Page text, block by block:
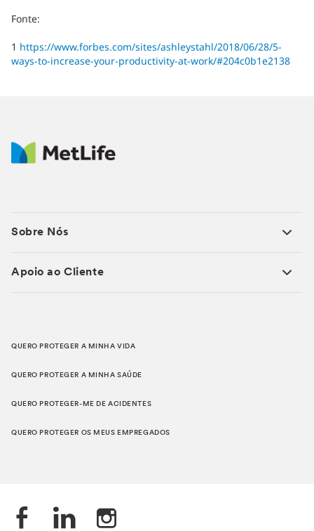
Fonte:
1 https://www.forbes.com/sites/ashleystahl/2018/06/28/5-
ways-to-increase-your-productivity-at-work/#204c0b1e2138
Sobre Nós
Apoio ao Cliente
QUERO PROTEGER A MINHA VIDA
QUERO PROTEGER A MINHA SAÚDE
QUERO PROTEGER-ME DE ACIDENTES
QUERO PROTEGER OS MEUS EMPREGADOS